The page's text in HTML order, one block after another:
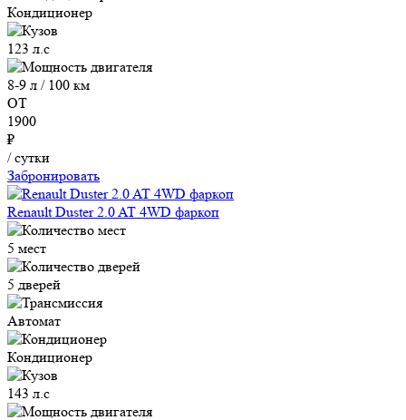
Кондиционер
123 л.с
8-9 л / 100 км
ОТ
1900
₽
/ сутки
Забронировать
Renault Duster 2.0 AT 4WD фаркоп
5 мест
5 дверей
Автомат
Кондиционер
143 л.с